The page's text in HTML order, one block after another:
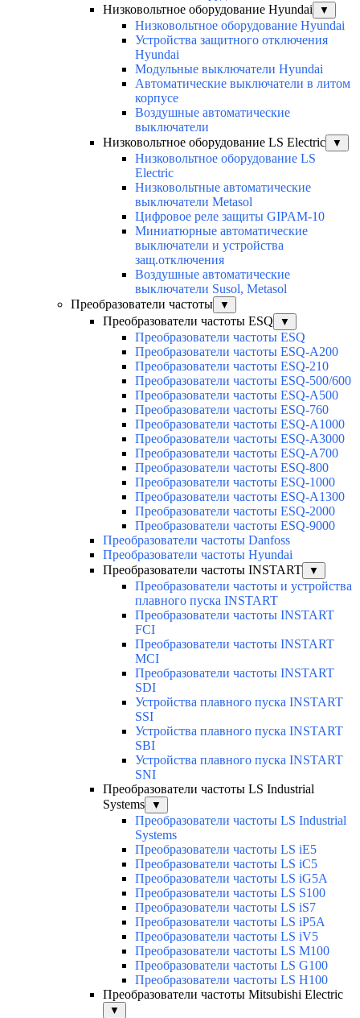
Низковольтное оборудование Hyundai
▼
Низковольтное оборудование Hyundai
Устройства защитного отключения
Hyundai
Модульные выключатели Hyundai
Автоматические выключатели в литом
корпусе
Воздушные автоматические
выключатели
Низковольтное оборудование LS Electric
▼
Низковольтное оборудование LS
Electric
Низковольтные автоматические
выключатели Metasol
Цифровое реле защиты GIPAM-10
Миниатюрные автоматические
выключатели и устройства
защ.отключения
Воздушные автоматические
выключатели Susol, Metasol
Преобразователи частоты
▼
Преобразователи частоты ESQ ▼
Преобразователи частоты ESQ
Преобразователи частоты ESQ-A200
Преобразователи частоты ESQ-210
Преобразователи частоты ESQ-500/600
Преобразователи частоты ESQ-A500
Преобразователи частоты ESQ-760
Преобразователи частоты ESQ-A1000
Преобразователи частоты ESQ-A3000
Преобразователи частоты ESQ-A700
Преобразователи частоты ESQ-800
Преобразователи частоты ESQ-1000
Преобразователи частоты ESQ-A1300
Преобразователи частоты ESQ-2000
Преобразователи частоты ESQ-9000
Преобразователи частоты Danfoss
Преобразователи частоты Hyundai
Преобразователи частоты INSTART
▼
Преобразователи частоты и устройства
плавного пуска INSTART
Преобразователи частоты INSTART
FCI
Преобразователи частоты INSTART
MCI
Преобразователи частоты INSTART
SDI
Устройства плавного пуска INSTART
SSI
Устройства плавного пуска INSTART
SBI
Устройства плавного пуска INSTART
SNI
Преобразователи частоты LS Industrial
Systems
▼
Преобразователи частоты LS Industrial
Systems
Преобразователи частоты LS iE5
Преобразователи частоты LS iC5
Преобразователи частоты LS iG5A
Преобразователи частоты LS S100
Преобразователи частоты LS iS7
Преобразователи частоты LS iP5A
Преобразователи частоты LS iV5
Преобразователи частоты LS M100
Преобразователи частоты LS G100
Преобразователи частоты LS H100
Преобразователи частоты Mitsubishi Electric
▼